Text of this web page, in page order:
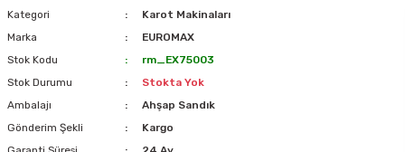
Kategori
Karot Makinaları
Marka
EUROMAX
Stok Kodu
rm_EX75003
Stok Durumu
Stokta Yok
Ambalajı
Ahşap Sandık
Gönderim Şekli
Kargo